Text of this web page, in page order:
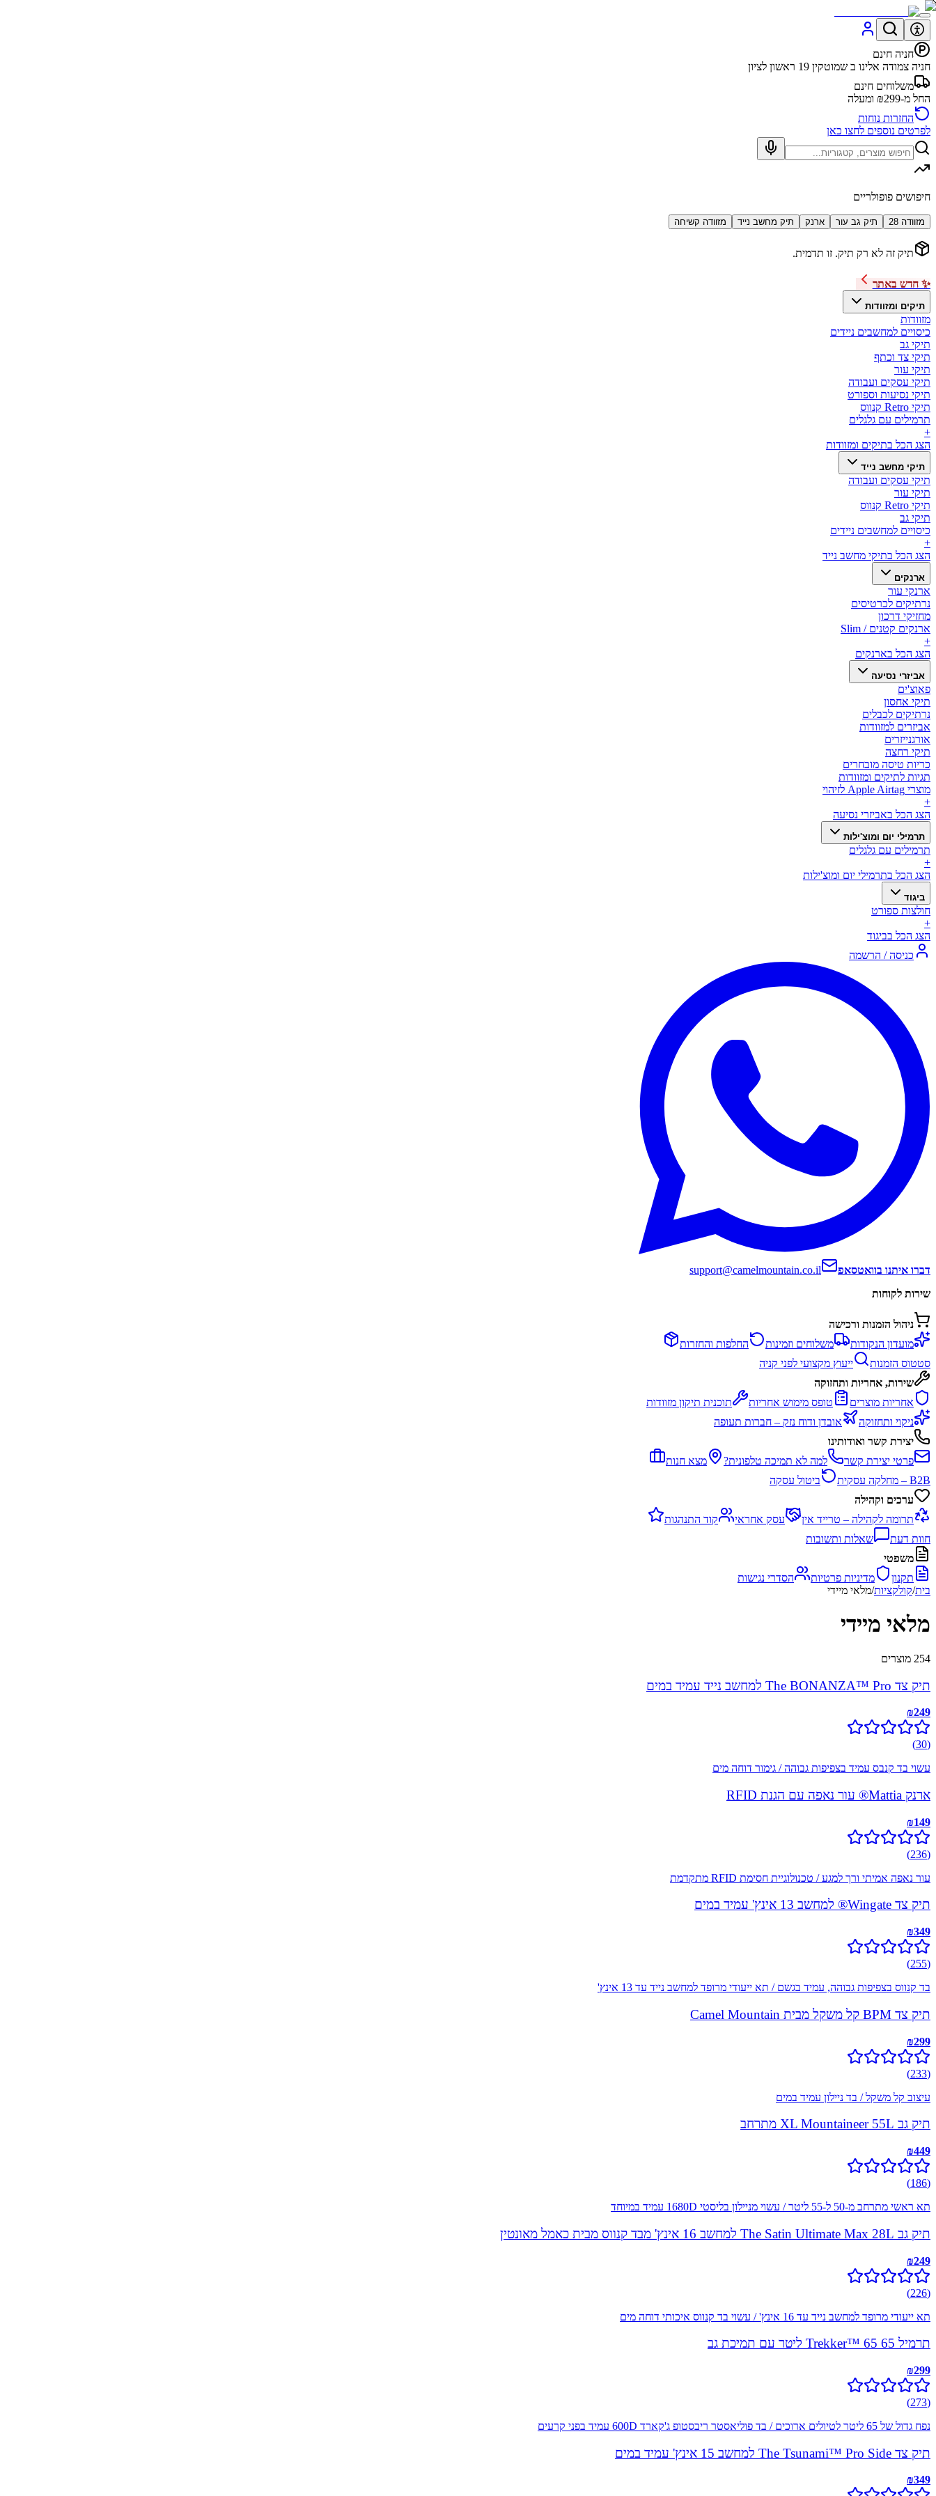
חניה חינם
חניה צמודה אלינו ב שמוטקין 19 ראשון לציון
משלוחים חינם
החל מ-₪299 ומעלה
החזרות נוחות
לפרטים נוספים לחצו כאן
חיפושים פופולריים
מזוודה 28 תיק גב עור ארנק תיק מחשב נייד מזוודה קשיחה
תיק זה לא רק תיק. זו תדמית.
✨ חדש באתר
תיקים ומזוודות
מזוודות
כיסויים למחשבים ניידים
תיקי גב
תיקי צד וכתף
תיקי עור
תיקי עסקים ועבודה
תיקי נסיעות וספורט
תיקי Retro קנווס
תרמילים עם גלגלים
+
הצג הכל בתיקים ומזוודות
תיקי מחשב נייד
תיקי עסקים ועבודה
תיקי עור
תיקי Retro קנווס
תיקי גב
כיסויים למחשבים ניידים
+
הצג הכל בתיקי מחשב נייד
ארנקים
ארנקי עור
נרתיקים לכרטיסים
מחזיקי דרכון
ארנקים קטנים / Slim
+
הצג הכל בארנקים
אביזרי נסיעה
פאוצ'ים
תיקי אחסון
נרתיקים לכבלים
אביזרים למזוודות
אורגנייזרים
תיקי רחצה
כריות טיסה מובחרים
תגיות לתיקים ומזוודות
מוצרי Apple Airtag לזיהוי
+
הצג הכל באביזרי נסיעה
תרמילי יום ומוצ'ילות
תרמילים עם גלגלים
+
הצג הכל בתרמילי יום ומוצ'ילות
ביגוד
חולצות ספורט
+
הצג הכל בביגוד
כניסה / הרשמה
דברו איתנו בוואטסאפ
support@camelmountain.co.il
שירות לקוחות
ניהול הזמנות ורכישה
מועדון הנקודות
משלוחים וזמינות
החלפות והחזרות
סטטוס הזמנות
ייעוץ מקצועי לפני קניה
שירות, אחריות ותחזוקה
אחריות מוצרים
טופס מימוש אחריות
תוכנית תיקון מזוודות
ניקוי ותחזוקה
אובדן ודוח נזק – חברות תעופה
יצירת קשר ואודותינו
פרטי יצירת קשר
למה לא תמיכה טלפונית?
מצא חנות
B2B – מחלקה עסקית
ביטול עסקה
ערכים וקהילה
תרומה לקהילה – טרייד אין
עסק אחראי
קוד התנהגות
חוות דעת
שאלות ותשובות
משפטי
תקנון
מדיניות פרטיות
הסדרי נגישות
בית/קולקציות/מלאי מיידי
מלאי מיידי
254 מוצרים
תיק צד The BONANZA™ Pro למחשב נייד עמיד במים
₪249
(
30
)
עשוי בד קנבס עמיד בצפיפות גבוהה / גימור דוחה מים
ארנק Mattia® עור נאפה עם הגנת RFID
₪149
(
236
)
עור נאפה אמיתי ורך למגע / טכנולוגיית חסימת RFID מתקדמת
תיק צד Wingate® למחשב 13 אינץ' עמיד במים
₪349
(
255
)
בד קנווס בצפיפות גבוהה, עמיד בגשם / תא ייעודי מרופד למחשב נייד עד 13 אינץ'
תיק צד BPM קל משקל מבית Camel Mountain
₪299
(
233
)
עיצוב קל משקל / בד ניילון עמיד במים
תיק גב XL Mountaineer 55L מתרחב
₪449
(
186
)
תא ראשי מתרחב מ-50 ל-55 ליטר / עשוי מניילון בליסטי 1680D עמיד במיוחד
תיק גב The Satin Ultimate Max 28L למחשב 16 אינץ' מבד קנווס מבית כאמל מאונטין
₪249
(
226
)
תא ייעודי מרופד למחשב נייד עד 16 אינץ' / עשוי בד קנווס איכותי דוחה מים
תרמיל Trekker™ 65 65 ליטר עם תמיכת גב
₪299
(
273
)
נפח גדול של 65 ליטר לטיולים ארוכים / בד פוליאסטר ריבסטופ ג'קארד 600D עמיד בפני קרעים
תיק צד The Tsunami™ Pro Side למחשב 15 אינץ' עמיד במים
₪349